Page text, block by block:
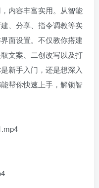
内容丰富实用。从智能
、分享、指令调教等实
面设置。不仅教你搭建
文案、二创改写以及打
新手入门，还是想深入
帮你快速上手，解锁智